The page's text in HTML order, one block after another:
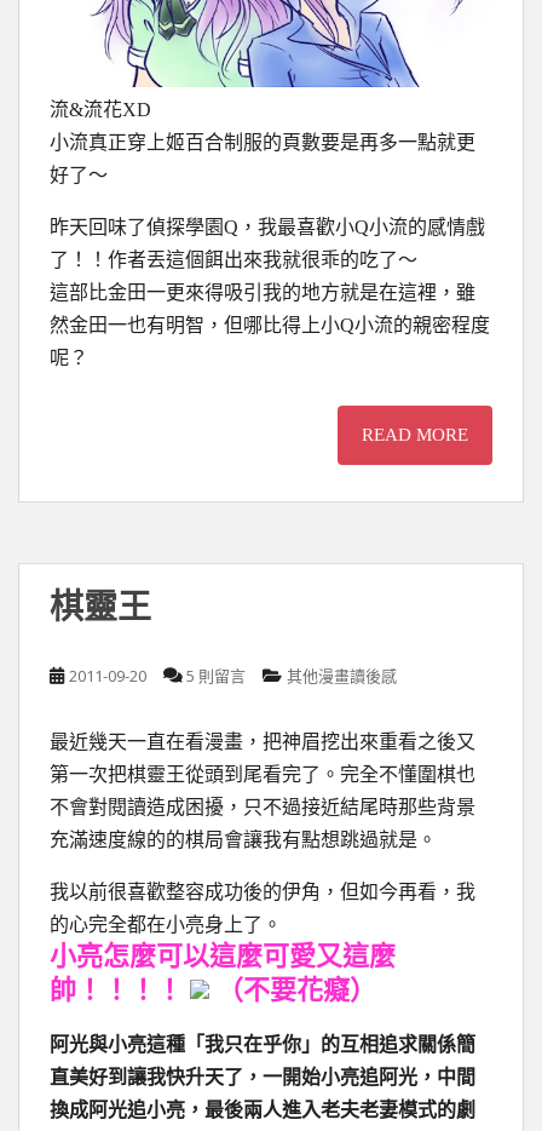
流&流花XD
小流真正穿上姬百合制服的頁數要是再多一點就更
好了～
昨天回味了偵探學園Q，我最喜歡小Q小流的感情戲
了！！作者丟這個餌出來我就很乖的吃了～
這部比金田一更來得吸引我的地方就是在這裡，雖
然金田一也有明智，但哪比得上小Q小流的親密程度
呢？
READ MORE
棋靈王
2011-09-20 5 則留言 其他漫畫讀後感
最近幾天一直在看漫畫，把神眉挖出來重看之後又
第一次把棋靈王從頭到尾看完了。完全不懂圍棋也
不會對閱讀造成困擾，只不過接近結尾時那些背景
充滿速度線的的棋局會讓我有點想跳過就是。
我以前很喜歡整容成功後的伊角，但如今再看，我
的心完全都在小亮身上了。
小亮怎麼可以這麼可愛又這麼
帥！！！！
（不要花癡）
阿光與小亮這種「我只在乎你」的互相追求關係簡
直美好到讓我快升天了，一開始小亮追阿光，中間
換成阿光追小亮，最後兩人進入老夫老妻模式的劇